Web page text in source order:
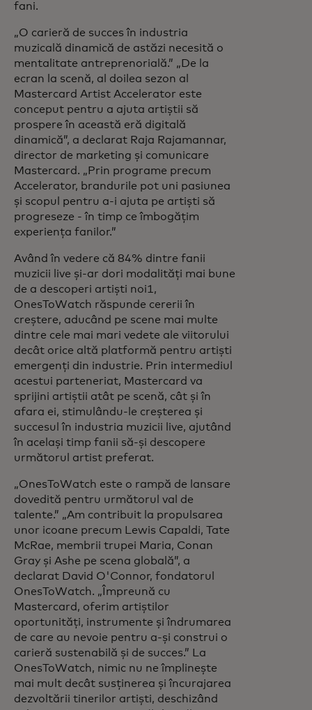
fani.
„O carieră de succes în industria
muzicală dinamică de astăzi necesită o
mentalitate antreprenorială.” „De la
ecran la scenă, al doilea sezon al
Mastercard Artist Accelerator este
conceput pentru a ajuta artiștii să
prospere în această eră digitală
dinamică”, a declarat Raja Rajamannar,
director de marketing și comunicare
Mastercard. „Prin programe precum
Accelerator, brandurile pot uni pasiunea
și scopul pentru a-i ajuta pe artiști să
progreseze - în timp ce îmbogățim
experiența fanilor.”
Având în vedere că 84% dintre fanii
muzicii live și-ar dori modalități mai bune
de a descoperi artiști noi1,
OnesToWatch răspunde cererii în
creștere, aducând pe scene mai multe
dintre cele mai mari vedete ale viitorului
decât orice altă platformă pentru artiști
emergenți din industrie. Prin intermediul
acestui parteneriat, Mastercard va
sprijini artiștii atât pe scenă, cât și în
afara ei, stimulându-le creșterea și
succesul în industria muzicii live, ajutând
în același timp fanii să-și descopere
următorul artist preferat.
„OnesToWatch este o rampă de lansare
dovedită pentru următorul val de
talente.” „Am contribuit la propulsarea
unor icoane precum Lewis Capaldi, Tate
McRae, membrii trupei Maria, Conan
Gray și Ashe pe scena globală”, a
declarat David O'Connor, fondatorul
OnesToWatch. „Împreună cu
Mastercard, oferim artiștilor
oportunități, instrumente și îndrumarea
de care au nevoie pentru a-și construi o
carieră sustenabilă și de succes.” La
OnesToWatch, nimic nu ne împlinește
mai mult decât susținerea și încurajarea
dezvoltării tinerilor artiști, deschizând